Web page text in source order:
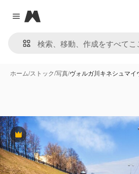
Close menu
Magnific
ホーム/ストック/写真/ヴォルガ川キネシュマ
Premium